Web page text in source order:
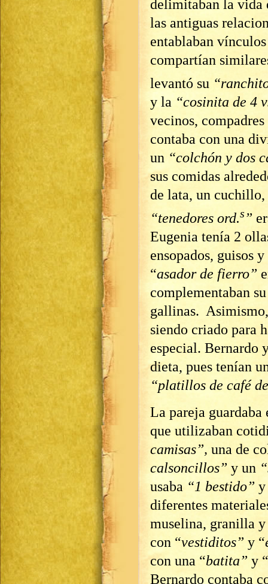
delimitaban la vida
las antiguas
entablaban
compartían
levantó su
y la “cosinita de 4
vecinos,
contaba con una
un “colchón y dos
sus comidas
de lata, un cuchillo,
“tenedores ord.s”
Eugenia tenía 2
ensopados, guisos
“asador de fierro”
complementaban
gallinas.
siendo criado para
especial. Bernardo
dieta, pues tenían
“platillos de café
La pareja guardaba
que utilizaban
camisas”, una de
calsoncillos” y un
usaba “1 bestido” y
diferentes
muselina, granilla
con “vestiditos” y “
con una “batita” y “
Bernardo contaba